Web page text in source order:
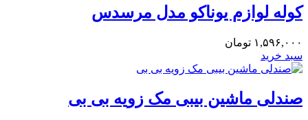
کوله لوازم یوناکو مدل مرسدس
۱,۵۹۶,۰۰۰ تومان
سبد خرید
صندلی ماشین بیبی مک زویه بی بی